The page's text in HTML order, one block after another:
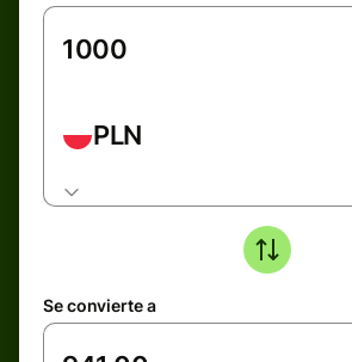
PLN
Se convierte a